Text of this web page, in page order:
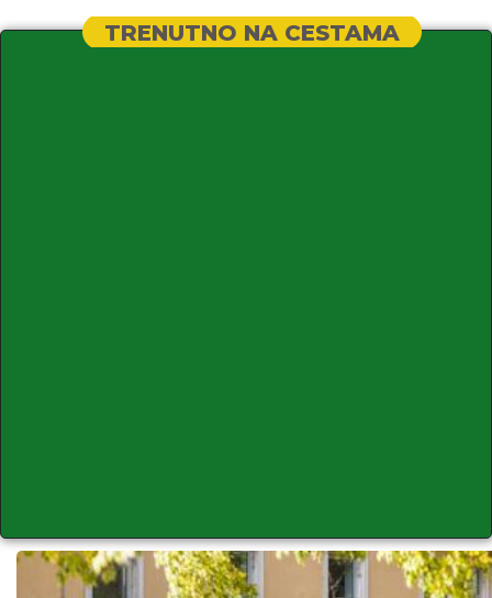
TRENUTNO NA CESTAMA